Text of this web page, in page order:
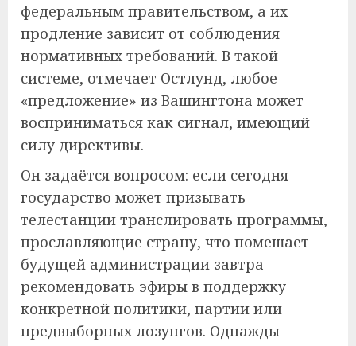
федеральным правительством, а их
продление зависит от соблюдения
нормативных требований. В такой
системе, отмечает Остлунд, любое
«предложение» из Вашингтона может
восприниматься как сигнал, имеющий
силу директивы.
Он задаётся вопросом: если сегодня
государство может призывать
телестанции транслировать программы,
прославляющие страну, что помешает
будущей администрации завтра
рекомендовать эфиры в поддержку
конкретной политики, партии или
предвыборных лозунгов. Однажды